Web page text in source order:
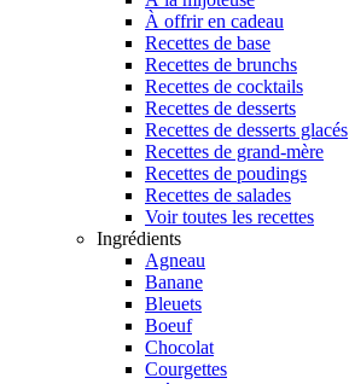
À offrir en cadeau
Recettes de base
Recettes de brunchs
Recettes de cocktails
Recettes de desserts
Recettes de desserts glacés
Recettes de grand-mère
Recettes de poudings
Recettes de salades
Voir toutes les recettes
Ingrédients
Agneau
Banane
Bleuets
Boeuf
Chocolat
Courgettes